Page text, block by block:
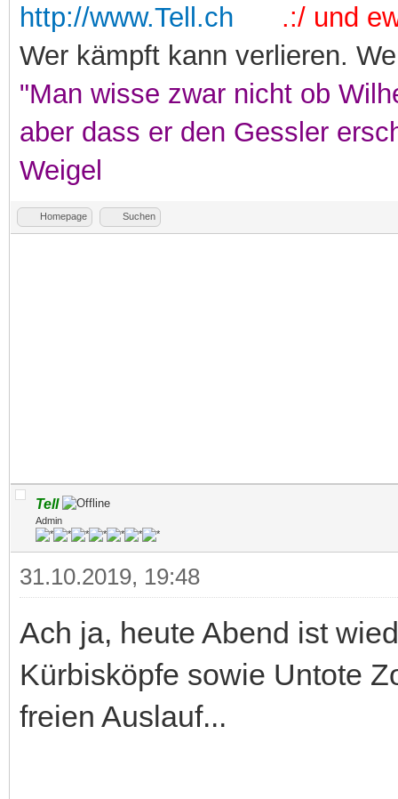
http://www.Tell.ch
.:/ und
Wer kämpft kann verlieren.
"Man wisse zwar nicht ob
aber dass er den Gessler
Weigel
Homepage Suchen
Tell
Admin
31.10.2019, 19:48
Ach ja, heute Abend ist
Kürbisköpfe sowie Untote
freien Auslauf...